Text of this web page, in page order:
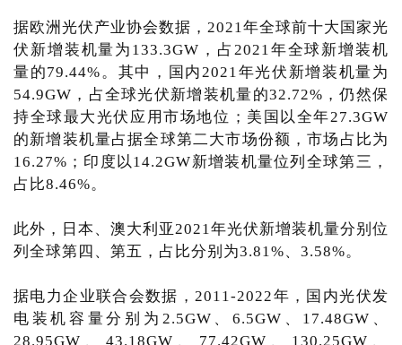
据欧洲光伏产业协会数据，2021年全球前十大国家光
伏新增装机量为133.3GW，占2021年全球新增装机
量的79.44%。其中，国内2021年光伏新增装机量为
54.9GW，占全球光伏新增装机量的32.72%，仍然保
持全球最大光伏应用市场地位；美国以全年27.3GW
的新增装机量占据全球第二大市场份额，市场占比为
16.27%；印度以14.2GW新增装机量位列全球第三，
占比8.46%。
此外，日本、澳大利亚2021年光伏新增装机量分别位
列全球第四、第五，占比分别为3.81%、3.58%。
据电力企业联合会数据，2011-2022年，国内光伏发
电装机容量分别为2.5GW、6.5GW、17.48GW、
28.95GW、43.18GW、77.42GW、130.25GW、